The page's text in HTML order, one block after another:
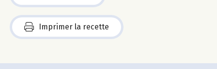
Imprimer la recette